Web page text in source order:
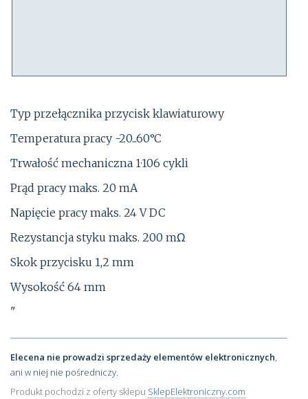
Typ przełącznika przycisk klawiaturowy
Temperatura pracy -20...60°C
Trwałość mechaniczna 1·106 cykli
Prąd pracy maks. 20 mA
Napięcie pracy maks. 24 V DC
Rezystancja styku maks. 200 mΩ
Skok przycisku 1,2 mm
Wysokość 64 mm
"
Elecena nie prowadzi sprzedaży elementów elektronicznych
ani w niej nie pośredniczy.
Produkt pochodzi z oferty sklepu SklepElektroniczny.com